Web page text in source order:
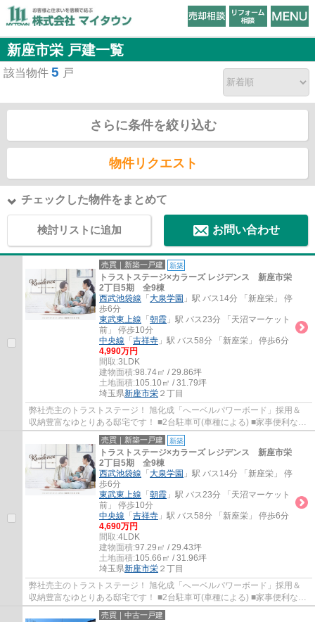
新座市栄 戸建一覧
該当物件 5 戸
さらに条件を絞り込む
物件リクエスト
チェックした物件をまとめて
検討リストに追加 お問い合わせ
売買｜新築一戸建 新築
トラストステージ×カラーズ レジデンス 新座市栄
2丁目5期 全9棟
西武池袋線 「 大泉学園 」駅 バス14分 「新座栄」 停
歩6分
東武東上線 「 朝霞 」駅 バス23分 「天沼マーケット
前」 停歩10分
中央線 「 吉祥寺 」駅 バス58分 「新座栄」 停歩6分
4,990万円
間取:3LDK
建物面積:98.74㎡ / 29.86坪
土地面積:105.10㎡ / 31.79坪
埼玉県新座市栄 ２丁目
弊社売主のトラストステージ！ 旭化成「へーベルパワーボード」採用＆
収納豊富なゆとりある邸宅です！ ■2台駐車可(車種による) ■家事便利な水
回り集中設計 ■LDK17帖以上(折上天井採用...
売買｜新築一戸建 新築
トラストステージ×カラーズ レジデンス 新座市栄
2丁目5期 全9棟
西武池袋線 「 大泉学園 」駅 バス14分 「新座栄」 停
歩6分
東武東上線 「 朝霞 」駅 バス23分 「天沼マーケット
前」 停歩10分
中央線 「 吉祥寺 」駅 バス58分 「新座栄」 停歩6分
4,690万円
間取:4LDK
建物面積:97.29㎡ / 29.43坪
土地面積:105.66㎡ / 31.96坪
埼玉県新座市栄 ２丁目
弊社売主のトラストステージ！ 旭化成「へーベルパワーボード」採用＆
収納豊富なゆとりある邸宅です！ ■2台駐車可(車種による) ■家事便利な水
回り集中設計 ■LDK17帖以上(折上天井採用...
売買｜中古一戸建